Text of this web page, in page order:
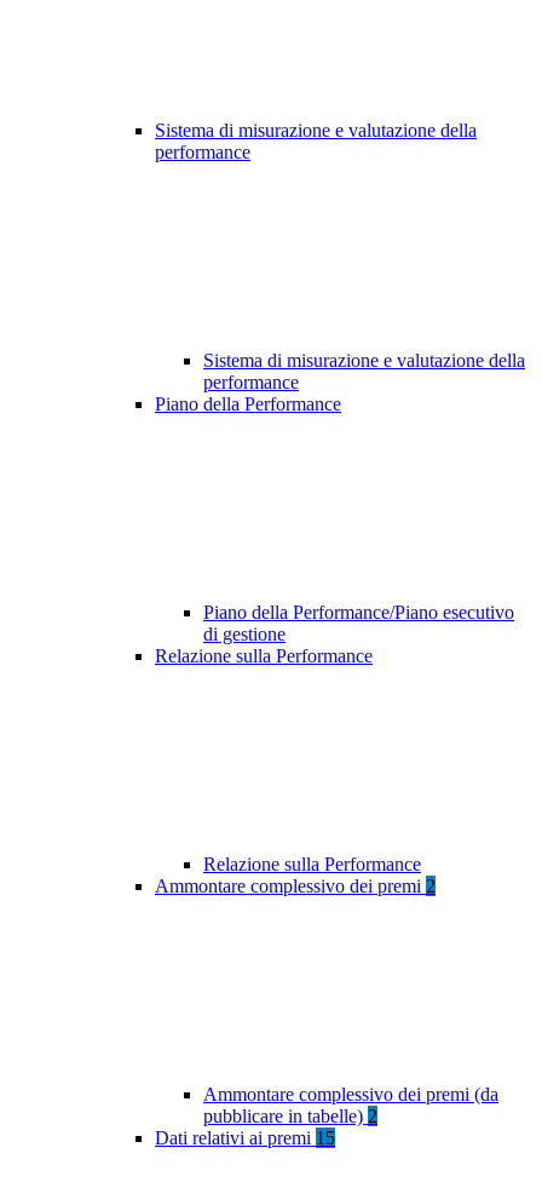
Sistema di misurazione e valutazione della
performance
Sistema di misurazione e valutazione della
performance
Piano della Performance
Piano della Performance/Piano esecutivo
di gestione
Relazione sulla Performance
Relazione sulla Performance
Ammontare complessivo dei premi 2
Ammontare complessivo dei premi (da
pubblicare in tabelle) 2
Dati relativi ai premi 15